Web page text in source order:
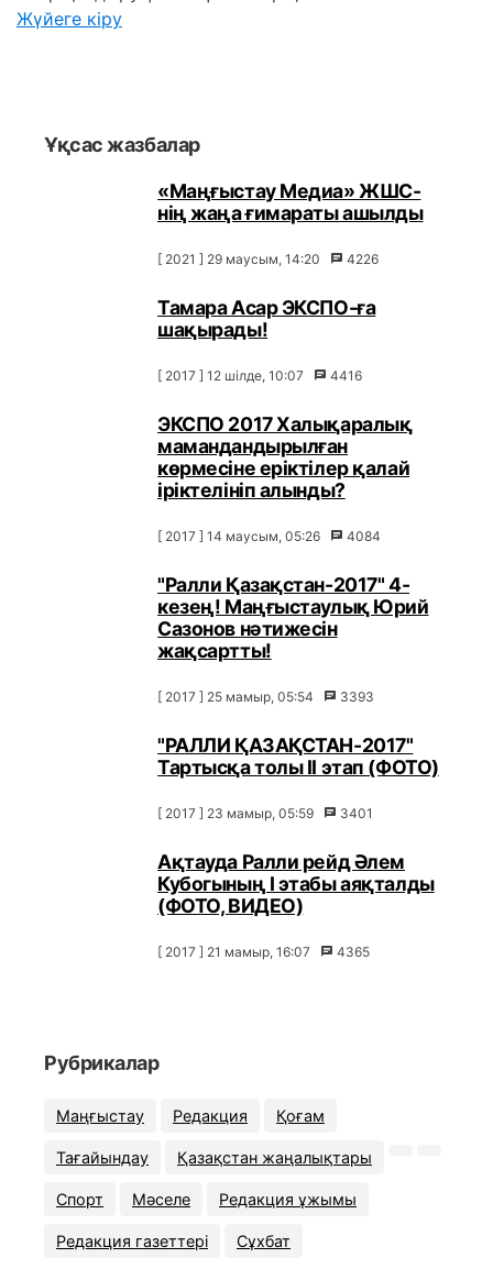
Жүйеге кіру
Ұқсас жазбалар
«Маңғыстау Медиа» ЖШС-
нің жаңа ғимараты ашылды
[ 2021 ] 29 маусым, 14:20 4226
Тамара Асар ЭКСПО-ға
шақырады!
[ 2017 ] 12 шілде, 10:07 4416
ЭКСПО 2017 Халықаралық
мамандандырылған
көрмесіне еріктілер қалай
іріктелініп алынды?
[ 2017 ] 14 маусым, 05:26 4084
"Ралли Қазақстан-2017" 4-
кезең! Маңғыстаулық Юрий
Сазонов нәтижесін
жақсартты!
[ 2017 ] 25 мамыр, 05:54 3393
"РАЛЛИ ҚАЗАҚСТАН-2017"
Тартысқа толы ІІ этап (ФОТО)
[ 2017 ] 23 мамыр, 05:59 3401
Ақтауда Ралли рейд Әлем
Кубогының I этабы аяқталды
(ФОТО, ВИДЕО)
[ 2017 ] 21 мамыр, 16:07 4365
Рубрикалар
Маңғыстау Редакция Қоғам
Тағайындау Қазақстан жаңалықтары
Спорт Мәселе Редакция ұжымы
Редакция газеттері Сұхбат